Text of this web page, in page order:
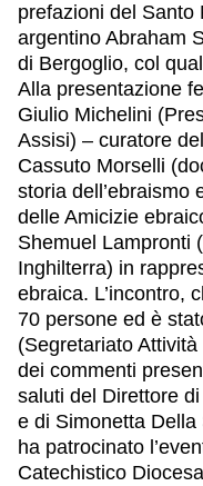
prefazioni del Santo
argentino Abraham
di Bergoglio, col
Alla presentazione
Giulio Michelini
Assisi) – curatore
Cassuto Morselli
storia dell’ebraismo
delle Amicizie
Shemuel Lampronti
Inghilterra) in
ebraica. L’incontro,
70 persone ed è
(Segretariato
dei commenti
saluti del Direttore
e di Simonetta
ha patrocinato
Catechistico